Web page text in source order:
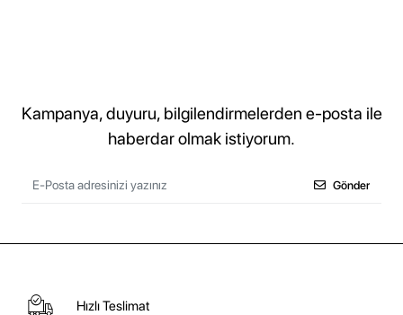
Kampanya, duyuru, bilgilendirmelerden e-posta ile
haberdar olmak istiyorum.
Gönder
Hızlı Teslimat